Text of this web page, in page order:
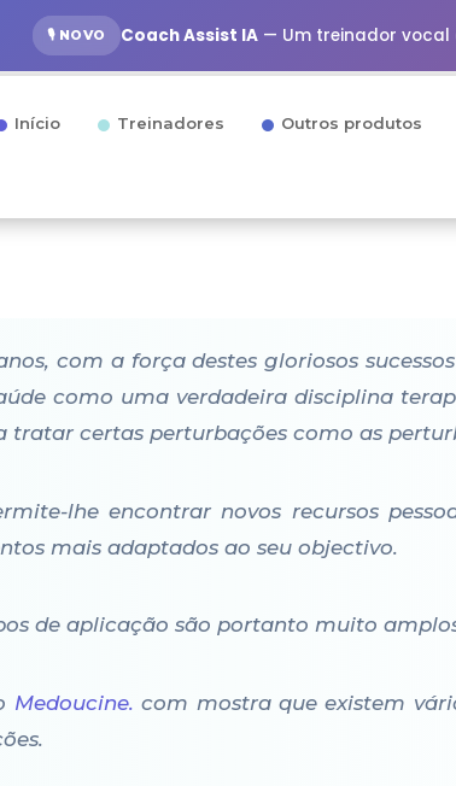
🎙️ NOVO Coach Assist IA— Um treinador vocal
Início Treinadores Outros produtos
com a força destes gloriosos
como uma verdadeira disciplina
tratar certas perturbações como as
lhe encontrar novos recursos
mais adaptados ao seu objectivo.
de aplicação são portanto muito
Medoucine. com mostra que existem